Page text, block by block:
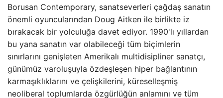
Borusan Contemporary, sanatseverleri çağdaş sanatın
önemli oyuncularından Doug Aitken ile birlikte iz
bırakacak bir yolculuğa davet ediyor. 1990'lı yıllardan
bu yana sanatın var olabileceği tüm biçimlerin
sınırlarını genişleten Amerikalı multidisipliner sanatçı,
günümüz varoluşuyla özdeşleşen hiper bağlantının
karmaşıklıklarını ve çelişkilerini, küreselleşmiş
neoliberal toplumlarda özgürlüğün anlamını ve tüm